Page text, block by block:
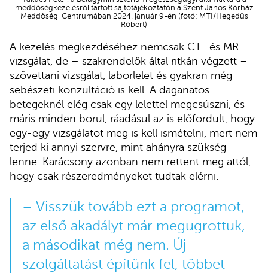
meddőségkezelésről tartott sajtótájékoztatón a Szent János Kórház
Meddőségi Centrumában 2024. január 9-én (fotó: MTI/Hegedüs
Róbert)
A kezelés megkezdéséhez nemcsak CT- és MR-
vizsgálat, de – szakrendelők által ritkán végzett –
szövettani vizsgálat, laborlelet és gyakran még
sebészeti konzultáció is kell. A daganatos
betegeknél elég csak egy lelettel megcsúszni, és
máris minden borul, ráadásul az is előfordult, hogy
egy-egy vizsgálatot meg is kell ismételni, mert nem
terjed ki annyi szervre, mint ahányra szükség
lenne. Karácsony azonban nem rettent meg attól,
hogy csak részeredményeket tudtak elérni.
– Visszük tovább ezt a programot,
az első akadályt már megugrottuk,
a másodikat még nem. Új
szolgáltatást építünk fel, többet